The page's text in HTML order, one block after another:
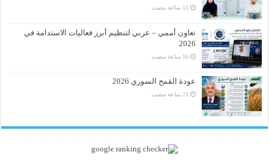
تعاون أممي – عربي لتنظيم أبرز فعاليات الاستدامة في
2026
عودة القمح السوري 2026